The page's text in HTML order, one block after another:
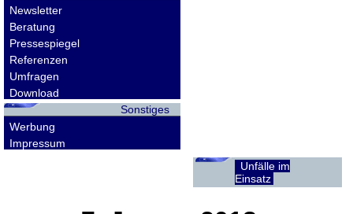
Newsletter
Beratung
Pressespiegel
Referenzen
Umfragen
Download
Sonstiges
Werbung
Impressum
Unfälle im
Einsatz